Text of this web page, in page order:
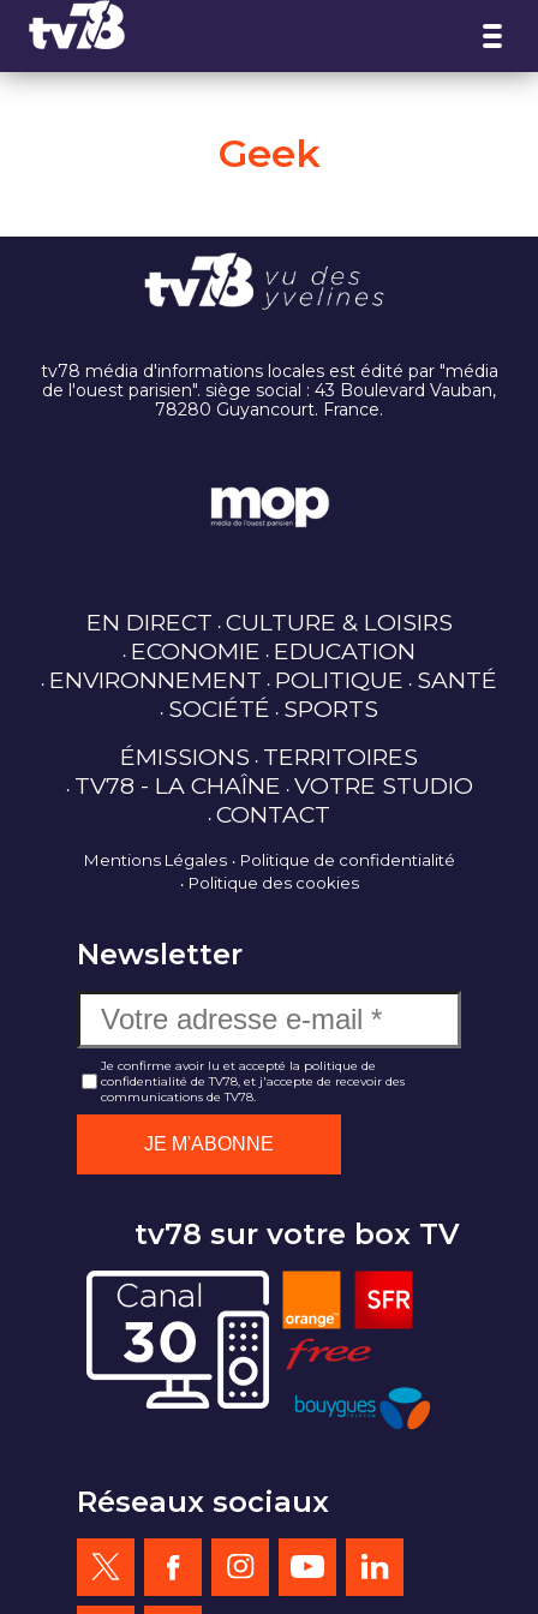
Geek
tv78 média d'informations locales est édité par "média
de l'ouest parisien". siège social : 43 Boulevard Vauban,
78280 Guyancourt. France.
EN DIRECT CULTURE & LOISIRS
ECONOMIE EDUCATION
ENVIRONNEMENT POLITIQUE SANTÉ
SOCIÉTÉ SPORTS
ÉMISSIONS TERRITOIRES
TV78 - LA CHAÎNE VOTRE STUDIO
CONTACT
Mentions Légales
Politique de confidentialité
Politique des cookies
Newsletter
Je confirme avoir lu et accepté la politique de
confidentialité de TV78, et j'accepte de recevoir des
communications de TV78.
tv78 sur votre box TV
Réseaux sociaux
Panneau de gestion des cookies